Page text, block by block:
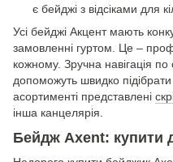
є бейджі з відсіками для
Усі бейджі Акцент мають
замовленні гуртом. Це –
кожному. Зручна навігація по
допоможуть швидко
асортименті представлені
інша канцелярія.
Бейдж Axent: купити